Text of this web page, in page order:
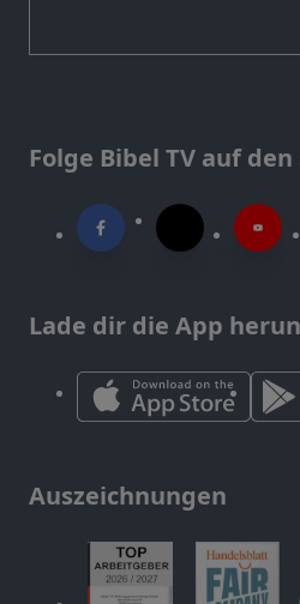
Folge Bibel TV auf
Lade dir die App
Auszeichnungen